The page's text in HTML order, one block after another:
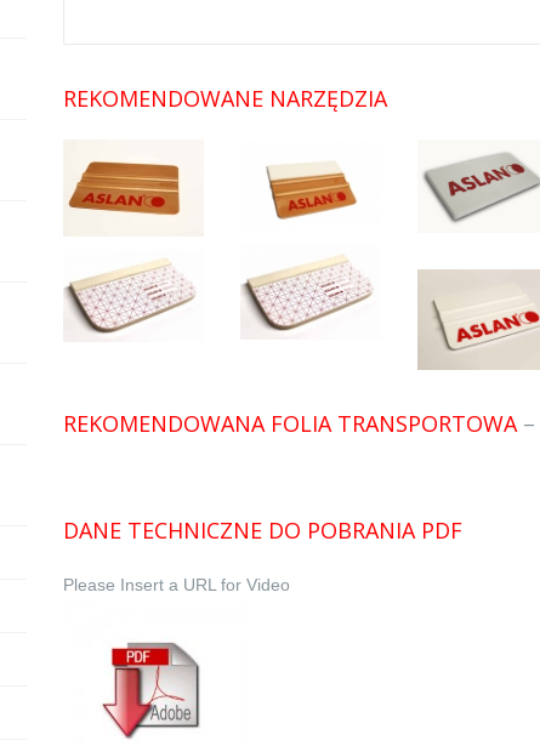
REKOMENDOWANE NARZĘDZIA
REKOMENDOWANA FOLIA TRANSPORTOWA–
DANE TECHNICZNE DO POBRANIA PDF
Please Insert a URL for Video